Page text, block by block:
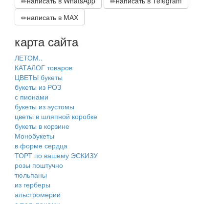
написать в МАХ
карта сайта
ЛЕТОМ..
КАТАЛОГ товаров
ЦВЕТЫ букеты
букеты из РОЗ
с пионами
букеты из эустомы
цветы в шляпной коробке
букеты в корзине
Монобукеты
в форме сердца
ТОРТ по вашему ЭСКИЗУ
розы поштучно
тюльпаны
из герберы
альстромерии